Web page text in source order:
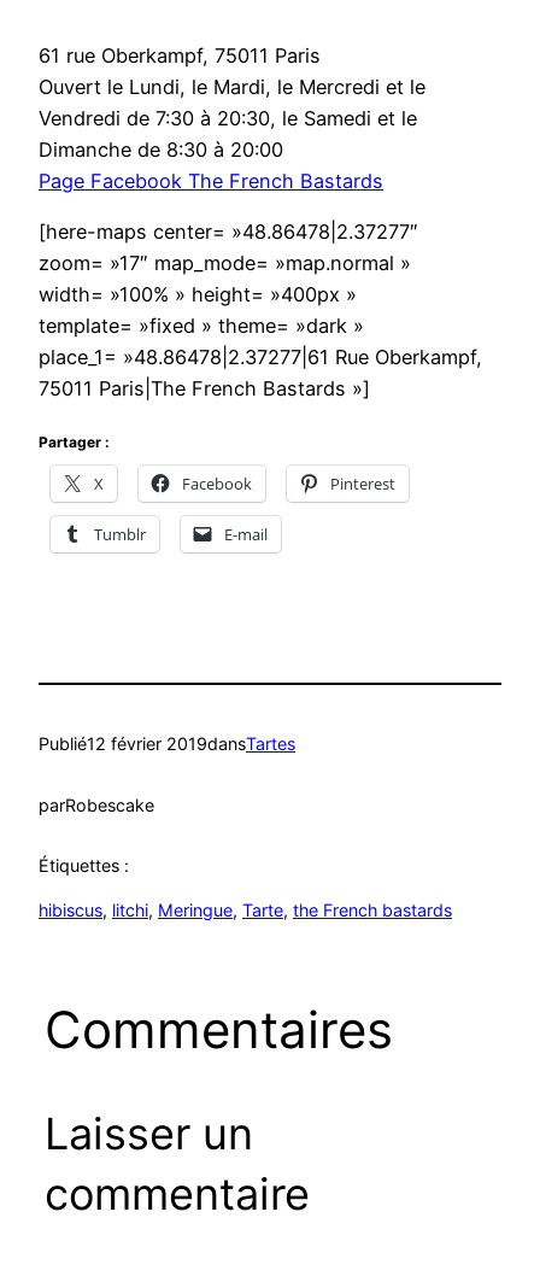
61 rue Oberkampf, 75011 Paris
Ouvert le Lundi, le Mardi, le Mercredi et le
Vendredi de 7:30 à 20:30, le Samedi et le
Dimanche de 8:30 à 20:00
Page Facebook The French Bastards
[here-maps center= »48.86478|2.37277″
zoom= »17″ map_mode= »map.normal »
width= »100% » height= »400px »
template= »fixed » theme= »dark »
place_1= »48.86478|2.37277|61 Rue Oberkampf,
75011 Paris|The French Bastards »]
Partager :
X Facebook Pinterest
Tumblr E-mail
Publié12 février 2019dansTartes
parRobescake
Étiquettes :
hibiscus, litchi, Meringue, Tarte, the French bastards
Commentaires
Laisser un
commentaire